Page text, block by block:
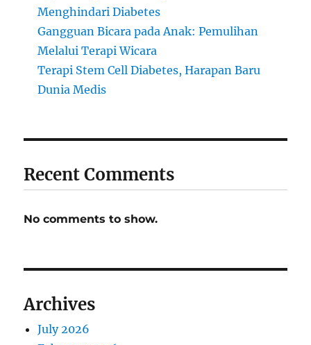
Menghindari Diabetes
Gangguan Bicara pada Anak: Pemulihan
Melalui Terapi Wicara
Terapi Stem Cell Diabetes, Harapan Baru
Dunia Medis
Recent Comments
No comments to show.
Archives
July 2026